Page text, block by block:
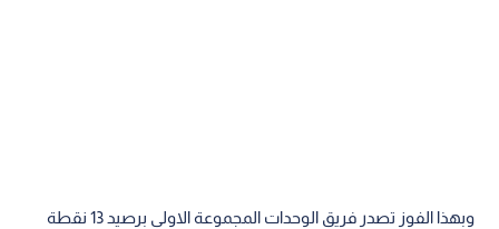
وبهذا الفوز تصدر فريق الوحدات المجموعة الاولى برصيد 13 نقطة